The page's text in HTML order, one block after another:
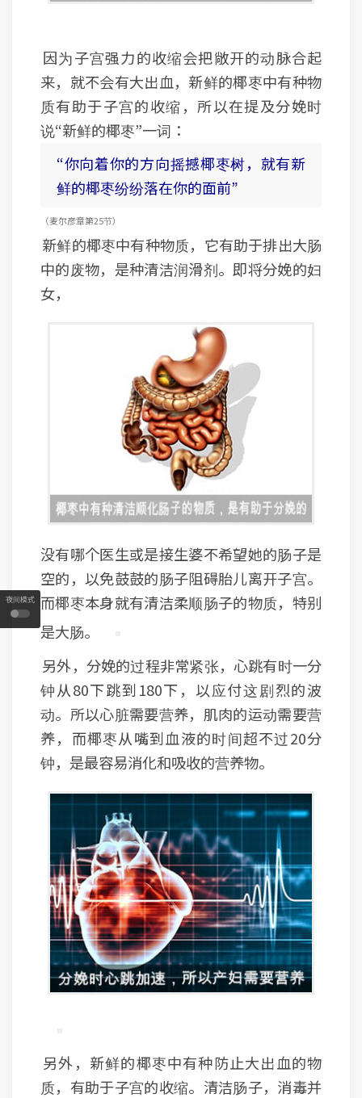
夜间模式
因为子宫强力的收缩会把敞开的动脉合起
来，就不会有大出血，新鲜的椰枣中有种物
质有助于子宫的收缩，所以在提及分娩时
说“新鲜的椰枣”一词：
“你向着你的方向摇撼椰枣树，就有新
鲜的椰枣纷纷落在你的面前”
（麦尔彦章 第25节）
新鲜的椰枣中有种物质，它有助于排出大肠
中的废物，是种清洁润滑剂。即将分娩的妇
女，
没有哪个医生或是接生婆不希望她的肠子是
空的，以免鼓鼓的肠子阻碍胎儿离开子宫。
而椰枣本身就有清洁柔顺肠子的物质，特别
是大肠。
另外，分娩的过程非常紧张，心跳有时一分
钟从80下跳到180下，以应付这剧烈的波
动。所以心脏需要营养，肌肉的运动需要营
养，而椰枣从嘴到血液的时间超不过20分
钟，是最容易消化和吸收的营养物。
另外，新鲜的椰枣中有种防止大出血的物
质，有助于子宫的收缩。清洁肠子，消毒并